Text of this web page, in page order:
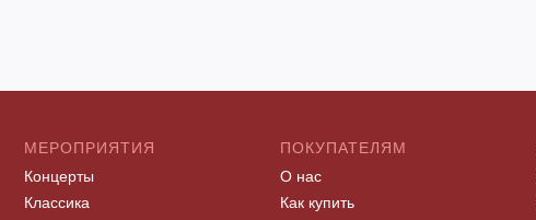
МЕРОПРИЯТИЯ
Концерты
Классика
ПОКУПАТЕЛЯМ
О нас
Как купить